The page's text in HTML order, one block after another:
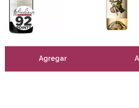
Agregar